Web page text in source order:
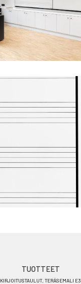
TUOTTEET
KIRJOITUSTAULUT, TERÄSEMALI E3